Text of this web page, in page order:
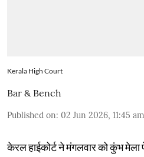
Kerala High Court
Bar & Bench
Published on: 02 Jun 2026, 11:45 am
केरल हाईकोर्ट ने मंगलवार को कुंभ